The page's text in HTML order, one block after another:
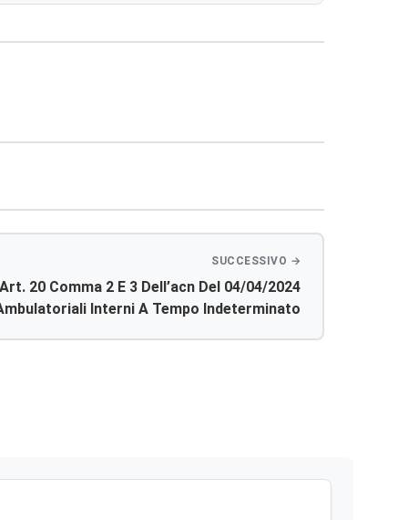
20 Comma 2 E 3 Dell’acn Del 04/04/2024
Interni A Tempo Indeterminato